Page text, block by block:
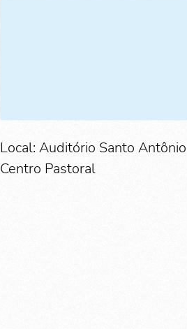
Local: Auditório Santo
Centro Pastoral